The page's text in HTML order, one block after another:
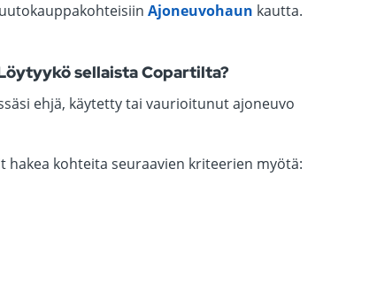
Ajoneuvohaun kautta.
sellaista Copartilta?
ehjä, käytetty tai vaurioitunut ajoneuvo
kohteita seuraavien kriteerien myötä: